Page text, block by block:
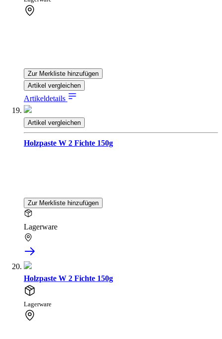
Zur Merkliste hinzufügen
Artikel vergleichen
Artikeldetails
Artikel vergleichen
Holzpaste W 2 Fichte 150g
Zur Merkliste hinzufügen
Lagerware
Holzpaste W 2 Fichte 150g
Lagerware